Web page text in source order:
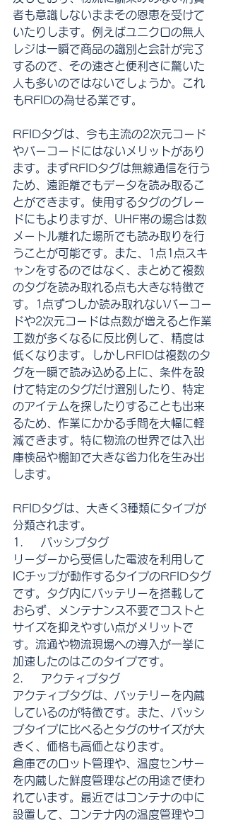
者も意識しないままその恩恵を受けて
いたりします。例えばユニクロの無人
レジは一瞬で商品の識別と会計が完了
するので、その速さと便利さに驚いた
人も多いのではないでしょうか。これ
もRFIDの為せる業です。
RFIDタグは、今も主流の2次元コード
やバーコードにはないメリットがあり
ます。まずRFIDタグは無線通信を行う
ため、遠距離でもデータを読み取るこ
とができます。使用するタグのグレー
ドにもよりますが、UHF帯の場合は数
メートル離れた場所でも読み取りを行
うことが可能です。また、1点1点スキ
ャンをするのではなく、まとめて複数
のタグを読み取れる点も大きな特徴で
す。1点ずつしか読み取れないバーコー
ドや2次元コードは点数が増えると作業
工数が多くなるに反比例して、精度は
低くなります。しかしRFIDは複数のタ
グを一瞬で読み込める上に、条件を設
けて特定のタグだけ選別したり、特定
のアイテムを探したりすることも出来
るため、作業にかかる手間を大幅に軽
減できます。特に物流の世界では入出
庫検品や棚卸で大きな省力化を生み出
します。
RFIDタグは、大きく3種類にタイプが
分類されます。
1.     パッシブタグ
リーダーから受信した電波を利用して
ICチップが動作するタイプのRFIDタグ
です。タグ内にバッテリーを搭載して
おらず、メンテナンス不要でコストと
サイズを抑えやすい点がメリットで
す。流通や物流現場への導入が一挙に
加速したのはこのタイプです。
2.     アクティブタグ
アクティブタグは、バッテリーを内蔵
しているのが特徴です。また、パッシ
ブタイプに比べるとタグのサイズが大
きく、価格も高価となります。
倉庫でのロット管理や、温度センサー
を内蔵した鮮度管理などの用途で使わ
れています。最近ではコンテナの中に
設置して、コンテナ内の温度管理やコ